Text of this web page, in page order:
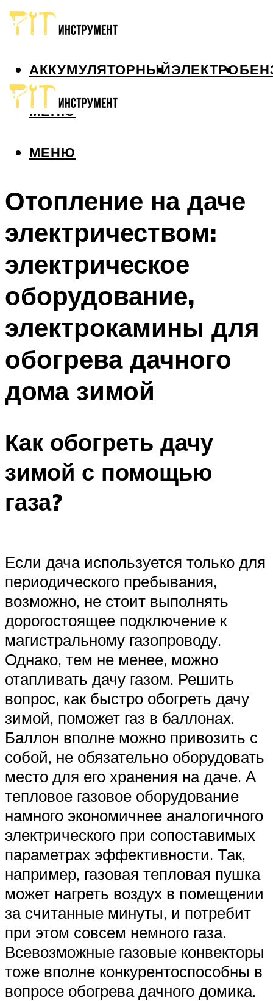
АККУМУЛЯТОРНЫЙЭЛЕКТРО
МЕНЮ
МЕНЮ
Отопление на даче
электричеством:
электрическое
оборудование,
электрокамины для
обогрева дачного
дома зимой
Как обогреть дачу
зимой с помощью
газа?
Если дача используется только для
периодического пребывания,
возможно, не стоит выполнять
дорогостоящее подключение к
магистральному газопроводу.
Однако, тем не менее, можно
отапливать дачу газом. Решить
вопрос, как быстро обогреть дачу
зимой, поможет газ в баллонах.
Баллон вполне можно привозить с
собой, не обязательно оборудовать
место для его хранения на даче. А
тепловое газовое оборудование
намного экономичнее аналогичного
электрического при сопоставимых
параметрах эффективности. Так,
например, газовая тепловая пушка
может нагреть воздух в помещении
за считанные минуты, и потребит
при этом совсем немного газа.
Всевозможные газовые конвекторы
тоже вполне конкурентоспособны в
вопросе обогрева дачного домика.